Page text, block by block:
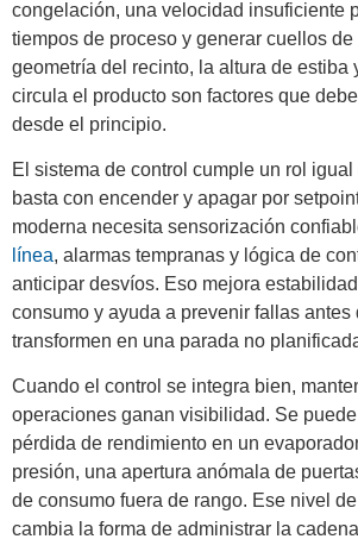
congelación, una velocidad insuficiente
tiempos de proceso y generar cuellos de
geometría del recinto, la altura de estiba
circula el producto son factores que
desde el principio.
El sistema de control cumple un rol
basta con encender y apagar por
moderna necesita sensorización
línea, alarmas tempranas y lógica de
anticipar desvíos. Eso mejora
consumo y ayuda a prevenir fallas antes
transformen en una parada no
Cuando el control se integra bien,
operaciones ganan visibilidad. Se
pérdida de rendimiento en un
presión, una apertura anómala de
de consumo fuera de rango. Ese nivel
cambia la forma de administrar la